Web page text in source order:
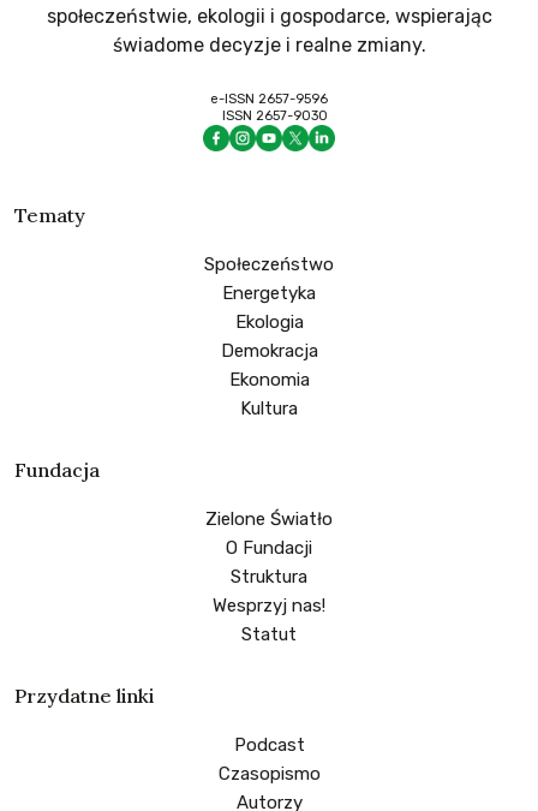
społeczeństwie, ekologii i gospodarce, wspierając
świadome decyzje i realne zmiany.
e-ISSN 2657-9596
ISSN 2657-9030
Tematy
Społeczeństwo
Energetyka
Ekologia
Demokracja
Ekonomia
Kultura
Fundacja
Zielone Światło
O Fundacji
Struktura
Wesprzyj nas!
Statut
Przydatne linki
Podcast
Czasopismo
Autorzy